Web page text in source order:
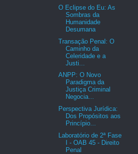
O Eclipse do Eu: As
Sombras da
Humanidade
Desumana
Transação Penal: O
Caminho da
Celeridade e a
Justi...
ANPP: O Novo
Paradigma da
Justiça Criminal
Negocia...
Perspectiva Jurídica:
Dos Propósitos aos
Princípio...
Laboratório de 2ª Fase
I - OAB 45 - Direito
Penal